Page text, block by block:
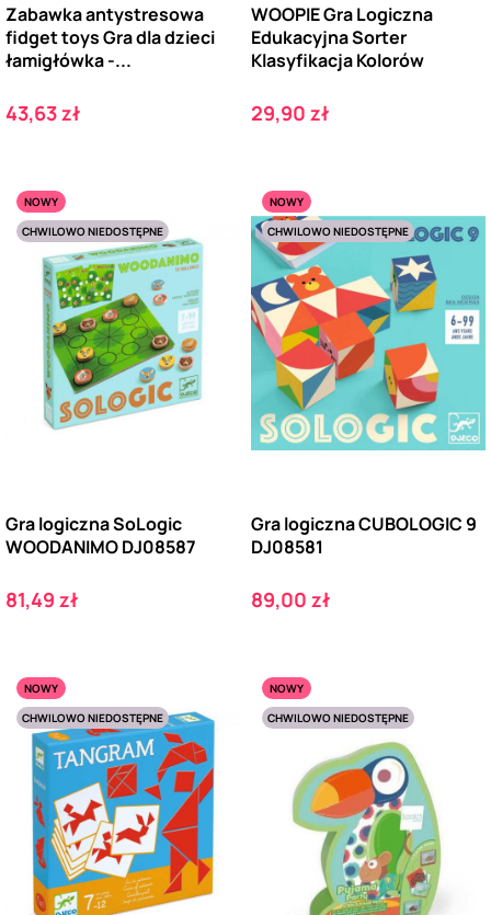
Zabawka antystresowa
fidget toys Gra dla dzieci
łamigłówka -...
Cena
43,63 zł
WOOPIE Gra Logiczna
Edukacyjna Sorter
Klasyfikacja Kolorów
Cena
29,90 zł
NOWY
CHWILOWO NIEDOSTĘPNE
Gra logiczna SoLogic
WOODANIMO DJ08587
Cena
81,49 zł
NOWY
CHWILOWO NIEDOSTĘPNE
Gra logiczna CUBOLOGIC 9
DJ08581
Cena
89,00 zł
NOWY
CHWILOWO NIEDOSTĘPNE
NOWY
CHWILOWO NIEDOSTĘPNE